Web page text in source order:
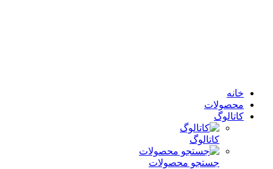
خانه
محصولات
کاتالوگ
کاتالوگ
جستجو محصولات